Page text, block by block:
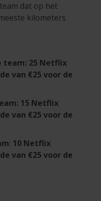
dat op het
kilometers
team: 25 Netflix
van €25 voor de
15 Netflix
van €25 voor de
: 10 Netflix
van €25 voor de